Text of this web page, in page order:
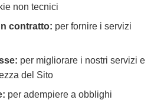
non tecnici
contratto: per fornire i servizi
per migliorare i nostri servizi e
del Sito
per adempiere a obblighi